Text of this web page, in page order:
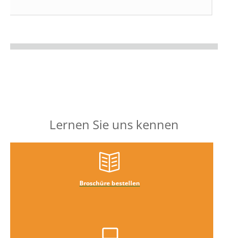
Lernen Sie uns kennen
Broschüre bestellen